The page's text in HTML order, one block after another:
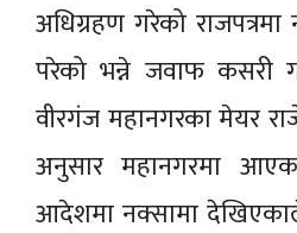
अधिग्रहण गरेको
परेको भन्ने जवाफ कसरी
वीरगंजमहानगरका मेयर
अनुसार महानगरमा आएका
आदेशमा नक्सामा